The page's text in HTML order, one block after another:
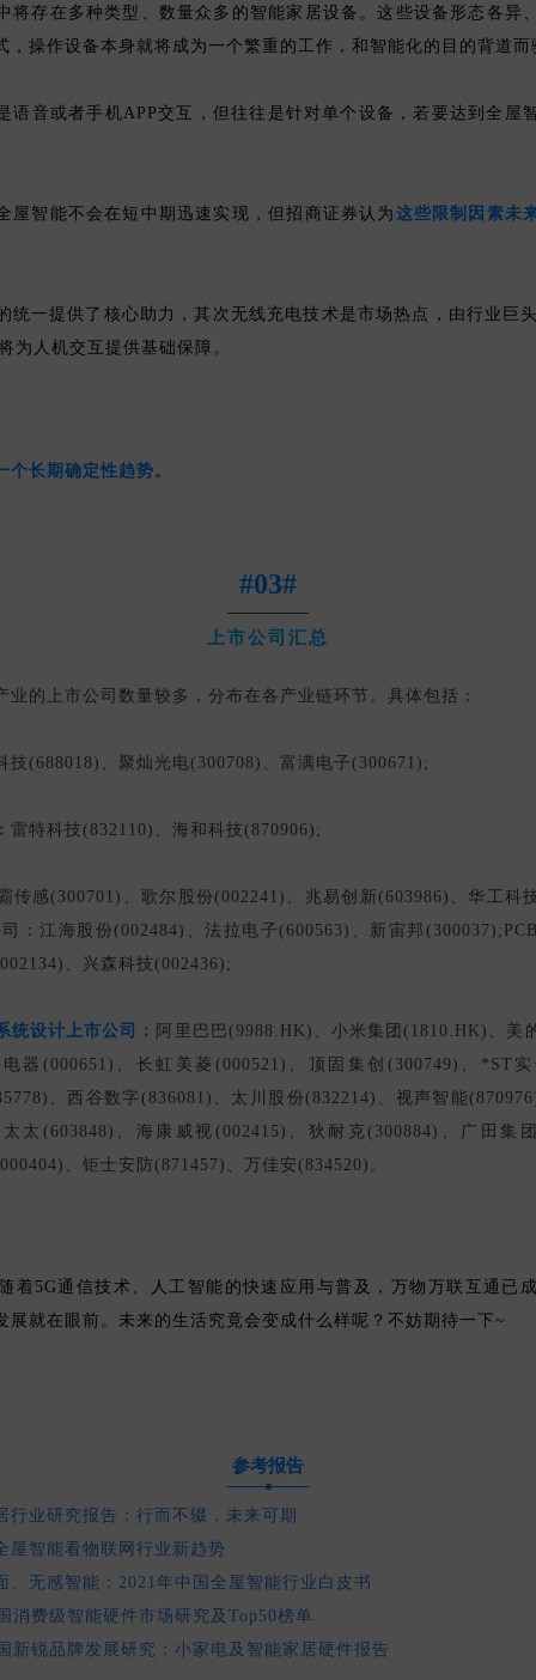
将存在多种类型、数量众多的智能家居设备。这些设备形态各异
，操作设备本身就将成为一个繁重的工作，和智能化的目的背道而
语音或者手机APP交互，但往往是针对单个设备，若要达到全屋
屋智能不会在短中期迅速实现，但招商证券认为 这些限制因素未
统一提供了核心助力，其次无线充电技术是市场热点，由行业巨
为人机交互提供基础保障。
长期确定性趋势。
#03#
上市公司汇总
业的上市公司数量较多，分布在各产业链环节。具体包括：
技(688018)、聚灿光电(300708)、富满电子(300671);
雷特科技(832110)、海和科技(870906);
传感(300701)、歌尔股份(002241)、兆易创新(603986)、华工科
：江海股份(002484)、法拉电子(600563)、新宙邦
、兴森科技(002436);
统设计上市公司： 阿里巴巴(9988.HK)、小米集团(1810.HK)、美
器(000651)、长虹美菱(000521)、顶固集创(300749)、*ST
、西谷数字(836081)、太川股份(832214)、视声智能
太(603848)、海康威视(002415)、狄耐克(300884)、广田集
、钜士安防(871457)、万佳安(834520)。
着5G通信技术、人工智能的快速应用与普及，万物万联互通已
展就在眼前。未来的生活究竟会变成什么样呢？不妨期待一下~
参考报告
行业研究报告：行而不辍，未来可期
屋智能看物联网行业新趋势
、无感智能：2021年中国全屋智能行业白皮书
消费级智能硬件市场研究及Top50榜单
新锐品牌发展研究：小家电及智能家居硬件报告